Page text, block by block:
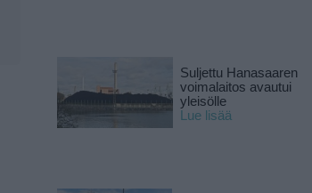
Suljettu Hanasaaren
voimalaitos avautui
yleisölle
Lue lisää